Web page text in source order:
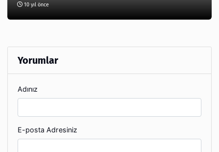
10 yıl önce
Yorumlar
Adınız
E-posta Adresiniz